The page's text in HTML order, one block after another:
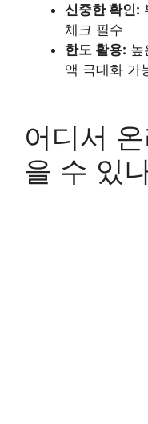
신중한 확인:
체크 필수
한도 활용: 높
액 극대화 가
어디서
을 수 있